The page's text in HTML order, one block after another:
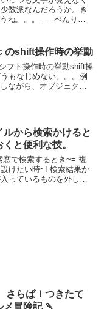
数派なんだろうか。き
ね。。。----- べんりあ
のshift操作時の挙動
フト操作時の挙動shift操
もなじめない。。。例
ながら、オブジェクト
ルから検索かけると
と便利な技。
窓で検索するとき~= 複
けたい時~! 検索結果か
っているものを外した
さらば！つきたて
冒険記 🍡